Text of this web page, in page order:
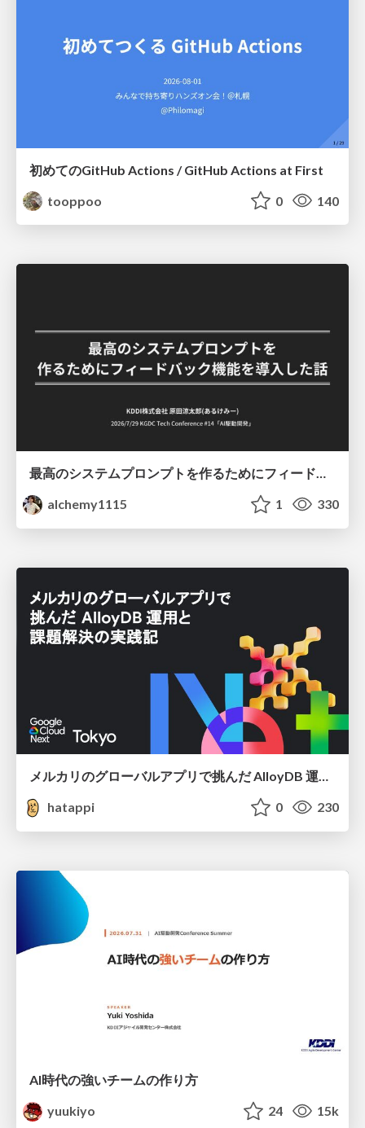
初めてのGitHub Actions / GitHub Actions at First
tooppoo
0 140
最高のシステムプロンプトを作るためにフィードバック機能を導入した話
alchemy1115
1 330
メルカリのグローバルアプリで挑んだ AlloyDB 運用と課題解決の実践記
hatappi
0 230
AI時代の強いチームの作り方
yuukiyo
24 15k